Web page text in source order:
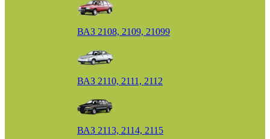
ВАЗ 2108, 2109, 21099
ВАЗ 2110, 2111, 2112
ВАЗ 2113, 2114, 2115